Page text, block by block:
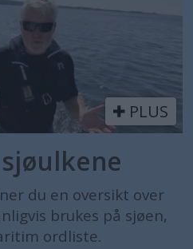
PLUS
du en oversikt over
brukes på sjøen,
ordliste.